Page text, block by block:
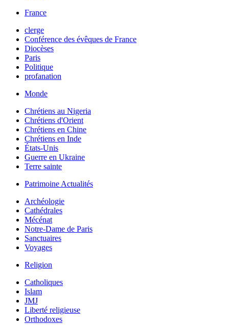
France
clerge
Conférence des évêques de France
Diocèses
Paris
Politique
profanation
Monde
Chrétiens au Nigeria
Chrétiens d'Orient
Chrétiens en Chine
Chrétiens en Inde
États-Unis
Guerre en Ukraine
Terre sainte
Patrimoine Actualités
Archéologie
Cathédrales
Mécénat
Notre-Dame de Paris
Sanctuaires
Voyages
Religion
Catholiques
Islam
JMJ
Liberté religieuse
Orthodoxes